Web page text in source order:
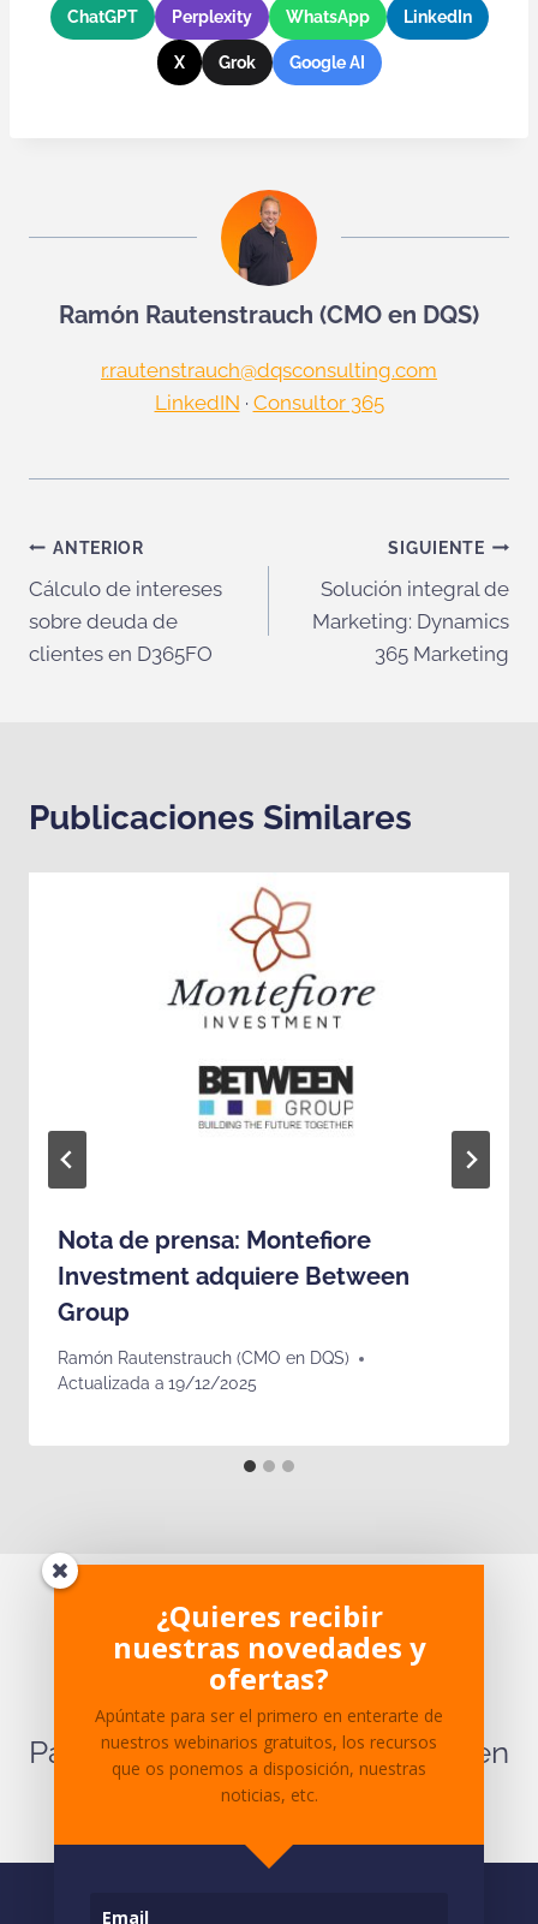
ChatGPT Perplexity WhatsApp LinkedIn
X Grok Google AI
Ramón Rautenstrauch (CMO en DQS)
r.rautenstrauch@dqsconsulting.com
LinkedIN · Consultor 365
Navegación
de
entradas
ANTERIOR
Cálculo de intereses
sobre deuda de
clientes en D365FO
SIGUIENTE
Solución integral de
Marketing: Dynamics
365 Marketing
Publicaciones Similares
Nota de prensa: Montefiore
Investment adquiere Between
Group
Ramón Rautenstrauch (CMO en DQS)
Actualizada a 19/12/2025
¿Te ha parecido interesante?
¿Tienes dudas sobre el
contenido?
Para cualquier pregunta ponte en
contactocon nosotros.
¿Quieres recibir
nuestras novedades y
ofertas?
Apúntate para ser el primero en enterarte de
nuestros webinarios gratuitos, los recursos
que os ponemos a disposición, nuestras
noticias, etc.